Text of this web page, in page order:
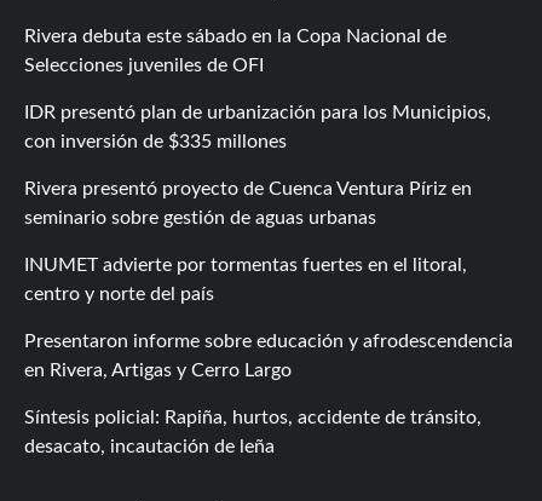
Rivera debuta este sábado en la Copa Nacional de
Selecciones juveniles de OFI
IDR presentó plan de urbanización para los Municipios,
con inversión de $335 millones
Rivera presentó proyecto de Cuenca Ventura Píriz en
seminario sobre gestión de aguas urbanas
INUMET advierte por tormentas fuertes en el litoral,
centro y norte del país
Presentaron informe sobre educación y afrodescendencia
en Rivera, Artigas y Cerro Largo
Síntesis policial: Rapiña, hurtos, accidente de tránsito,
desacato, incautación de leña